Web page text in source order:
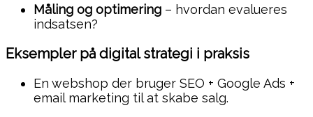
Måling og optimering – hvordan evalueres
indsatsen?
Eksempler på digital strategi i praksis
En webshop der bruger SEO + Google Ads +
email marketing til at skabe salg.